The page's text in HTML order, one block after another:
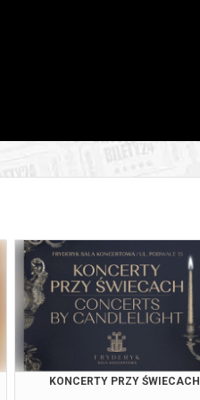
Hall w Warszawie
Hall w Warszawie
Hall w Warszawie
Hall w Warszawie
KONCERTY PRZY ŚWIECACH